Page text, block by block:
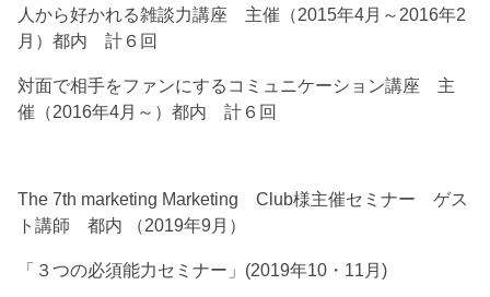
人から好かれる雑談力講座 主催（2015年4月～2016年2
月）都内 計６回
対面で相手をファンにするコミュニケーション講座 主
催（2016年4月～）都内 計６回
The 7th marketing Marketing Club様主催セミナー ゲス
ト講師 都内 （2019年9月）
「３つの必須能力セミナー」(2019年10・11月)